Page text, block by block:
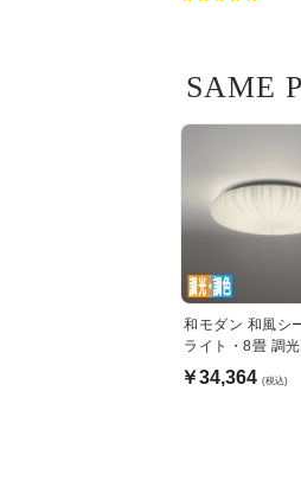
SAME
和モダン 和風シ
ライト・8畳 調
能 | リモコン付
￥34,364 (税込)